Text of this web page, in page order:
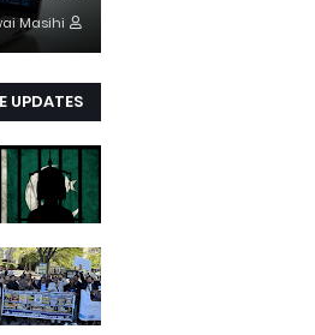
Masihi
UPDATES